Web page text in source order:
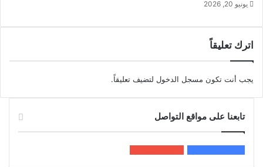
يونيو 20, 2026
اترك تعليقاً
يجب أنت تكون مسجل الدخول لتضيف تعليقاً.
تابعنا على مواقع التواصل